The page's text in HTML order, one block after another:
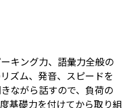
キング力、語彙力全般の
ズム、発音、スピードを
ながら話すので、負荷の
基礎力を付けてから取り組